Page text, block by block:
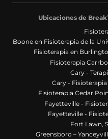
Ubicaciones de
Boone en Fisioterapia de la
Fisioterapia en
Fisioterapia
Cary -
Cary -
Fisioterapia Cedar
Fayetteville -
Fayetteville -
Fort Lawn,
Greensboro –